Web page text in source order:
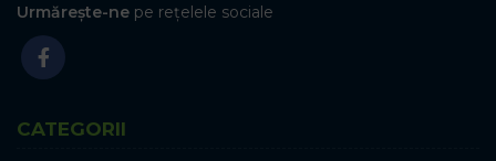
Urmărește-ne pe rețelele sociale
CATEGORII